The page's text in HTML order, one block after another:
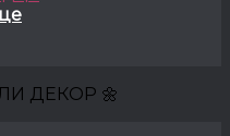
ДЕКОР 🌼